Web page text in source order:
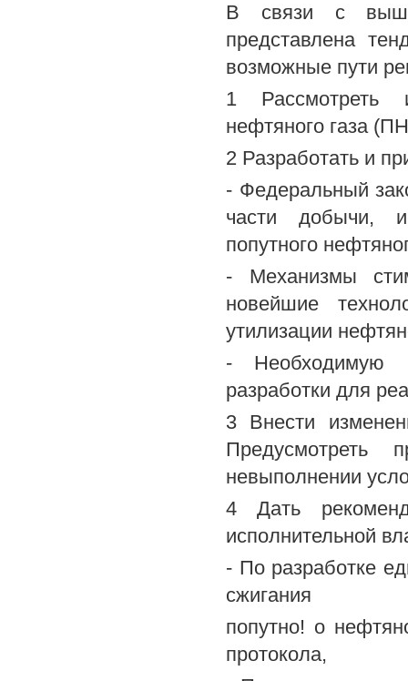
В связи с
представлена
возможные пути
1 Рассмотреть
нефтяного газа
2 Разработать и
- Федеральный
части добычи,
попутного
- Механизмы
новейшие
утилизации
- Необходимую
разработки для
3 Внести
Предусмотреть
невыполнении
4 Дать
исполнительной
- По разработке
сжигания
попутно! о
протокола,